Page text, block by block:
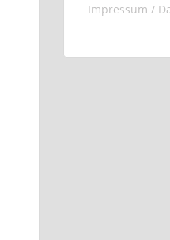
Impressum /